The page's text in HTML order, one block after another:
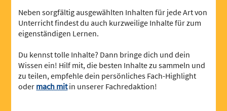
Neben sorgfältig ausgewählten Inhalten für jede Art von
Unterricht findest du auch kurzweilige Inhalte für zum
eigenständigen Lernen.
Du kennst tolle Inhalte? Dann bringe dich und dein
Wissen ein! Hilf mit, die besten Inhalte zu sammeln und
zu teilen, empfehle dein persönliches Fach-Highlight
oder mach mitin unserer Fachredaktion!